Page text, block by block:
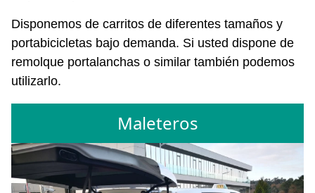
Disponemos de carritos de diferentes tamaños y
portabicicletas bajo demanda. Si usted dispone de
remolque portalanchas o similar también podemos
utilizarlo.
Maleteros